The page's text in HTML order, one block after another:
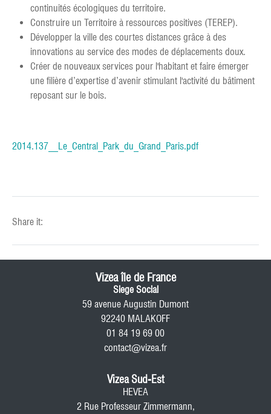
continuités écologiques du territoire.
Construire un Territoire à ressources positives (TEREP).
Développer la ville des courtes distances grâce à des
innovations au service des modes de déplacements doux.
Créer de nouveaux services pour l'habitant et faire émerger
une filière d’expertise d’avenir stimulant l'activité du bâtiment
reposant sur le bois.
2014.137__Le_Central_Park_du_Grand_Paris.pdf
Share it:
Vizea île de France
Siege Social
59 avenue Augustin Dumont
92240 MALAKOFF
01 84 19 69 00
contact@vizea.fr
Vizea Sud-Est
HEVEA
2 Rue Professeur Zimmermann,